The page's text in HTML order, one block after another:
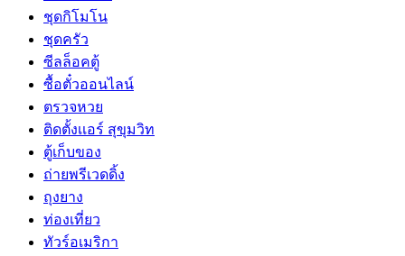
ชุดกิโมโน
ชุดครัว
ซีลล็อคตู้
ซื้อตั๋วออนไลน์
ตรวจหวย
ติดตั้งเเอร์ สุขุมวิท
ตู้เก็บของ
ถ่ายพรีเวดดิ้ง
ถุงยาง
ท่องเที่ยว
ทัวร์อเมริกา